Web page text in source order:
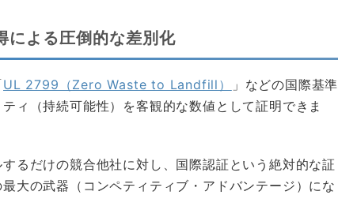
よる圧倒的な差別化
UL 2799（Zero Waste to Landfill）
」などの国際基準
ィ（持続可能性）を客観的な数値として証明できま
るだけの競合他社に対し、国際認証という絶対的な証
大の武器（コンペティティブ・アドバンテージ）にな